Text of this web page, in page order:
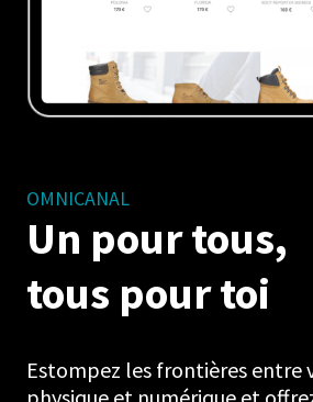
OMNICANAL
Un pour tous,
tous pour toi
Estompez les frontières entre